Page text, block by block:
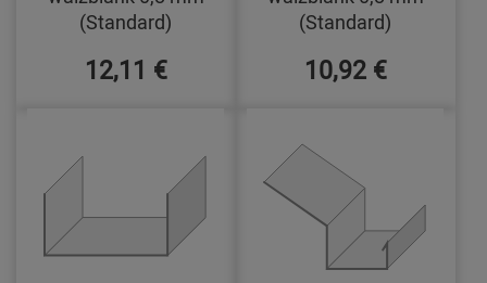
(Standard)
12,11 €
(Standard)
10,92 €